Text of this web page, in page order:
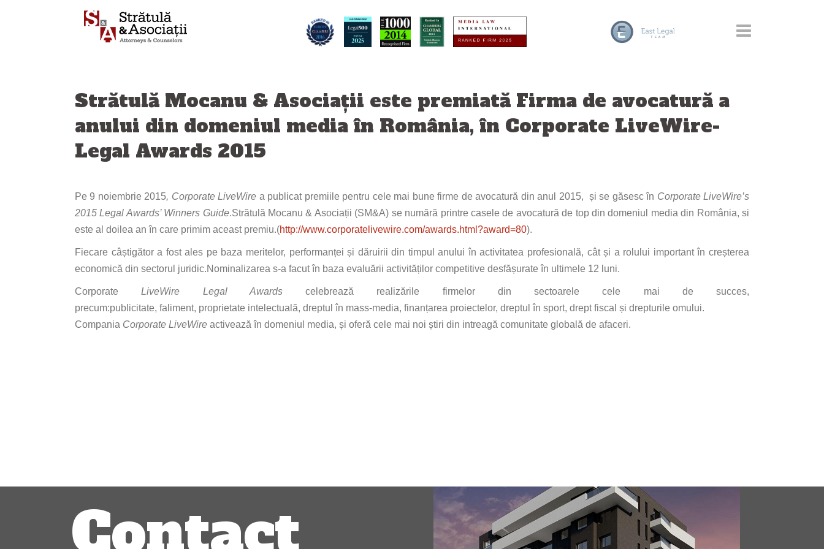
Strătulă Mocanu & Asociaţii este premiată Firma de avocatură a
anului din domeniul media în România, în Corporate LiveWire-
Legal Awards 2015
Pe 9 noiembrie 2015, Corporate LiveWire a publicat premiile pentru cele mai bune firme de avocatură din anul 2015, și se găsesc în Corporate LiveWire’s
2015 Legal Awards’ Winners Guide.Strătulă Mocanu & Asociații (SM&A) se numără printre casele de avocatură de top din domeniul media din România, si
este al doilea an în care primim aceast premiu.(http://www.corporatelivewire.com/awards.html?award=80).
Fiecare câștigător a fost ales pe baza meritelor, performanței și dăruirii din timpul anului în activitatea profesională, cât și a rolului important în creșterea
economică din sectorul juridic.Nominalizarea s-a facut în baza evaluării activităților competitive desfășurate în ultimele 12 luni.
CorporateLiveWire Legal Awardscelebrează realizările firmelor din sectoarele cele mai de succes,
precum:publicitate, faliment, proprietate intelectuală, dreptul în mass-media, finanțarea proiectelor, dreptul în sport, drept fiscal și drepturile omului.
Compania Corporate LiveWire activează în domeniul media, și oferă cele mai noi știri din intreagă comunitate globală de afaceri.
Contact